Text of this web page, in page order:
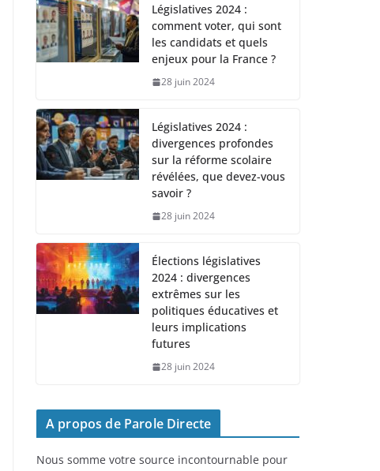
Législatives 2024 :
comment voter, qui sont
les candidats et quels
enjeux pour la France ?
28 juin 2024
Législatives 2024 :
divergences profondes
sur la réforme scolaire
révélées, que devez-vous
savoir ?
28 juin 2024
Élections législatives
2024 : divergences
extrêmes sur les
politiques éducatives et
leurs implications
futures
28 juin 2024
A propos de Parole Directe
Nous somme votre source incontournable pour